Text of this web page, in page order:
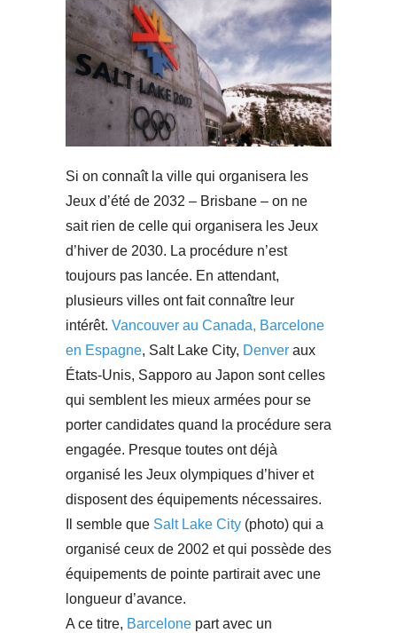
Si on connaît la ville qui organisera les
Jeux d’été de 2032 – Brisbane – on ne
sait rien de celle qui organisera les Jeux
d’hiver de 2030. La procédure n’est
toujours pas lancée. En attendant,
plusieurs villes ont fait connaître leur
intérêt. Vancouver au Canada, Barcelone
en Espagne, Salt Lake City, Denver aux
États-Unis, Sapporo au Japon sont celles
qui semblent les mieux armées pour se
porter candidates quand la procédure sera
engagée. Presque toutes ont déjà
organisé les Jeux olympiques d’hiver et
disposent des équipements nécessaires.
Il semble que Salt Lake City (photo) qui a
organisé ceux de 2002 et qui possède des
équipements de pointe partirait avec une
longueur d’avance.
A ce titre, Barcelone part avec un